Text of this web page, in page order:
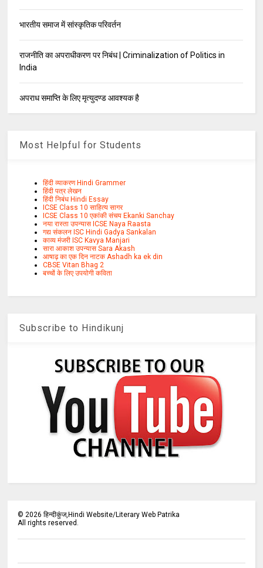
भारतीय समाज में सांस्कृतिक परिवर्तन
राजनीति का अपराधीकरण पर निबंध | Criminalization of Politics in
India
अपराध समाप्ति के लिए मृत्युदण्ड आवश्यक है
Most Helpful for Students
हिंदी व्याकरण Hindi Grammer
हिंदी पत्र लेखन
हिंदी निबंध Hindi Essay
ICSE Class 10 साहित्य सागर
ICSE Class 10 एकांकी संचय Ekanki Sanchay
नया रास्ता उपन्यास ICSE Naya Raasta
गद्य संकलन ISC Hindi Gadya Sankalan
काव्य मंजरी ISC Kavya Manjari
सारा आकाश उपन्यास Sara Akash
आषाढ़ का एक दिन नाटक Ashadh ka ek din
CBSE Vitan Bhag 2
बच्चों के लिए उपयोगी कविता
Subscribe to Hindikunj
©2026 हिन्दीकुंज,Hindi Website/Literary Web Patrika
All rights reserved.